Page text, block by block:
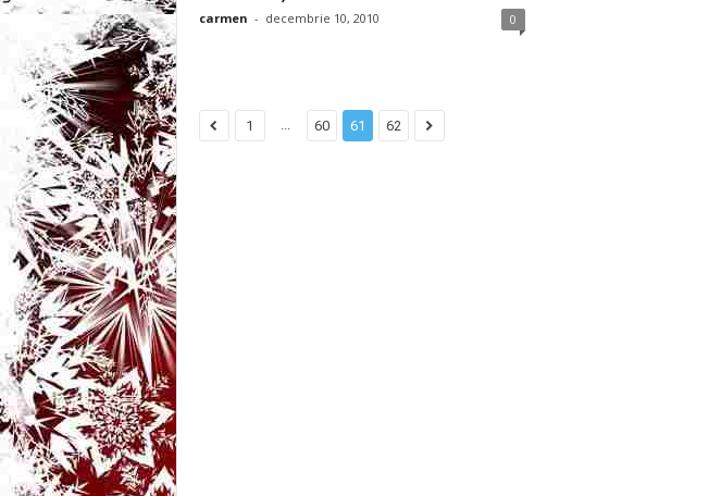
carmen - decembrie 10, 2010 0
1 ... 60 61 62